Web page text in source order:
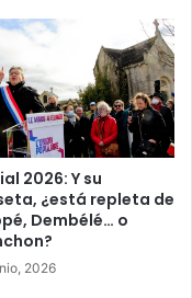
2026: Y su
¿está repleta de
Dembélé… o
2026